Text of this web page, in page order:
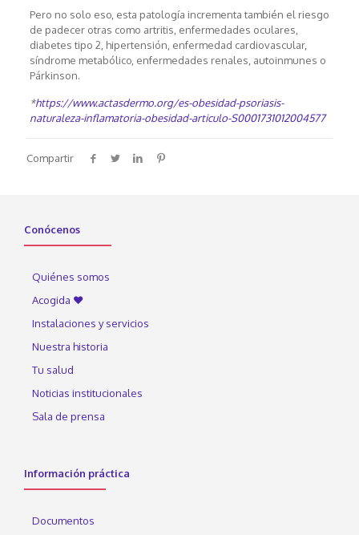
Pero no solo eso, esta patología incrementa también el riesgo
de padecer otras como artritis, enfermedades oculares,
diabetes tipo 2, hipertensión, enfermedad cardiovascular,
síndrome metabólico, enfermedades renales, autoinmunes o
Párkinson.
*https://www.actasdermo.org/es-obesidad-psoriasis-
naturaleza-inflamatoria-obesidad-articulo-S0001731012004577
Compartir
Conócenos
Quiénes somos
Acogida ♥
Instalaciones y servicios
Nuestra historia
Tu salud
Noticias institucionales
Sala de prensa
Información práctica
Documentos